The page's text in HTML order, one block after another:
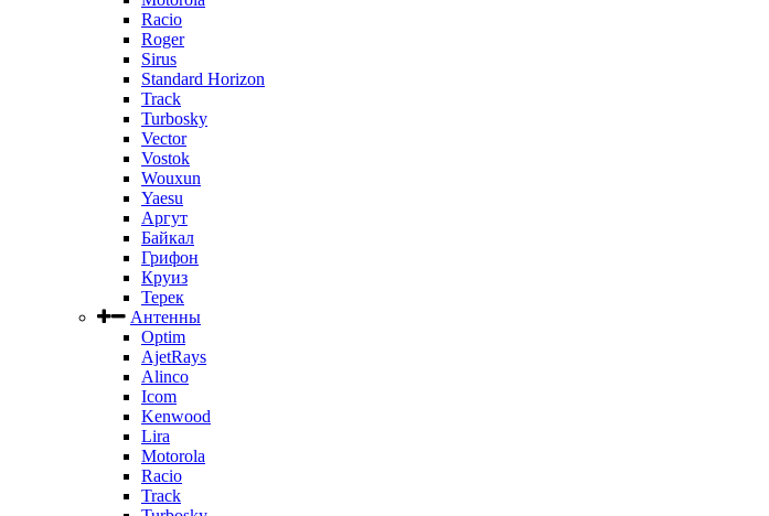
Racio
Roger
Sirus
Standard Horizon
Track
Turbosky
Vector
Vostok
Wouxun
Yaesu
Аргут
Байкал
Грифон
Круиз
Терек
Антенны
Optim
AjetRays
Alinco
Icom
Kenwood
Lira
Motorola
Racio
Track